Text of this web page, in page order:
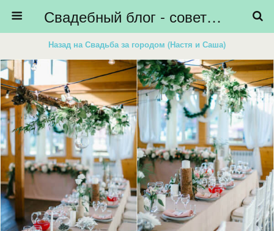
Свадебный блог - советы невестам, подготовка к свадьбе - HiBride
Назад на Свадьба за городом (Настя и Саша)